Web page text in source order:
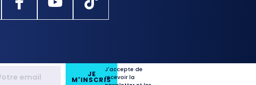
JE
M'INSCRIS
J'accepte de
recevoir la